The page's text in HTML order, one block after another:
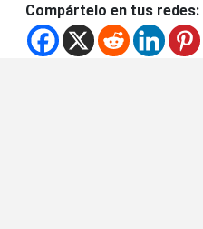
Compártelo en tus redes: